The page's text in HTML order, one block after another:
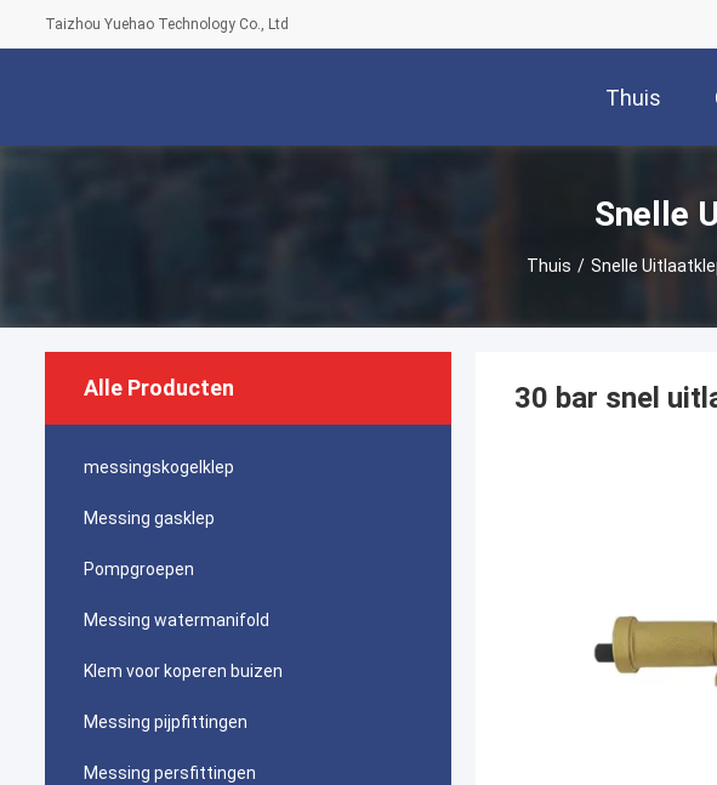
Taizhou Yuehao Technology Co., Ltd
Thuis
Snelle
Thuis / Snelle
Alle Producten
messingskogelklep
Messing gasklep
Pompgroepen
Messing watermanifold
Klem voor koperen buizen
Messing pijpfittingen
Messing persfittingen
30 bar snel